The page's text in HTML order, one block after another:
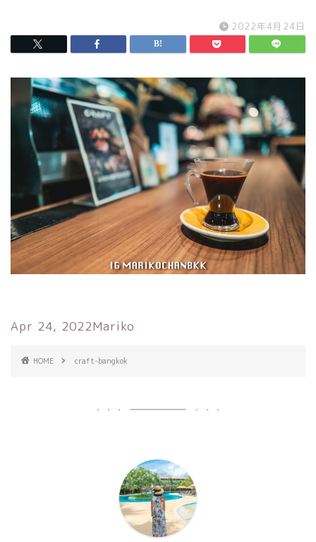
2022年4月24日
Apr 24, 2022Mariko
HOME craft-bangkok